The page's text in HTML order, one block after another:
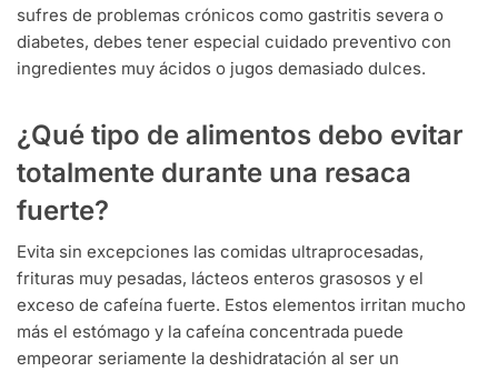
sufres de problemas crónicos como gastritis severa o
diabetes, debes tener especial cuidado preventivo con
ingredientes muy ácidos o jugos demasiado dulces.
¿Qué tipo de alimentos debo evitar
totalmente durante una resaca
fuerte?
Evita sin excepciones las comidas ultraprocesadas,
frituras muy pesadas, lácteos enteros grasosos y el
exceso de cafeína fuerte. Estos elementos irritan mucho
más el estómago y la cafeína concentrada puede
empeorar seriamente la deshidratación al ser un